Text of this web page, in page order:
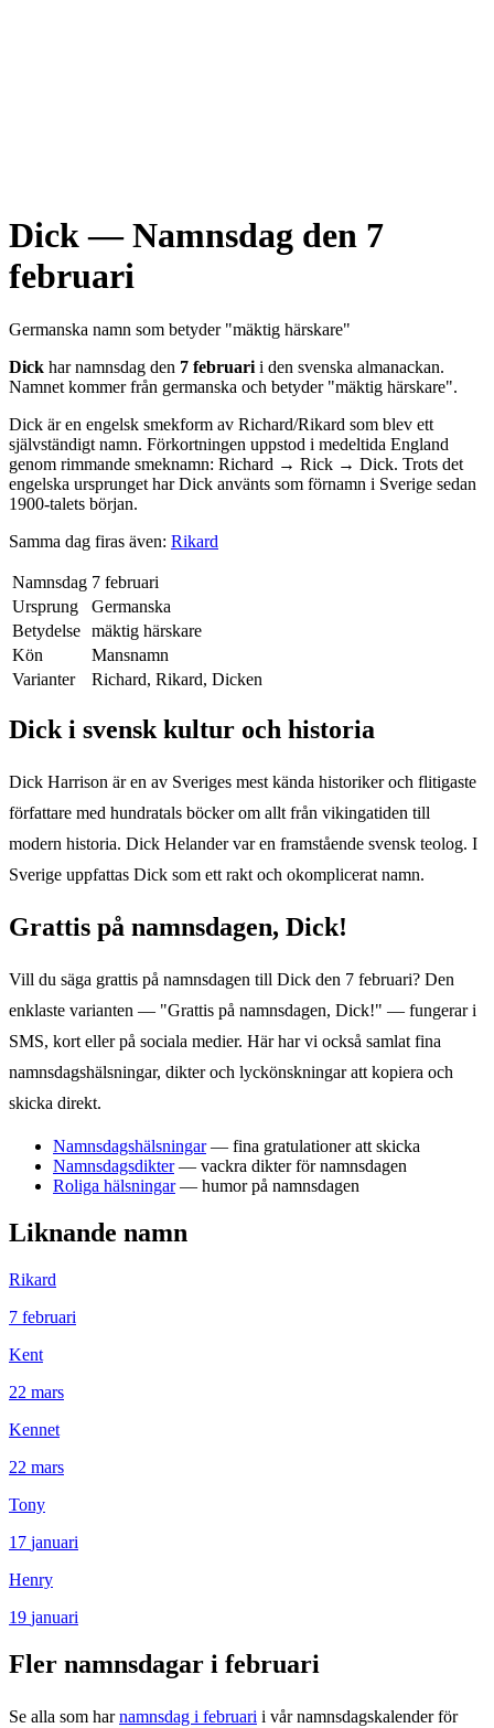
Dick— Namnsdag den 7
februari
Germanska namn som betyder "mäktig härskare"
Dick har namnsdag den 7 februarii den svenska almanackan.
Namnet kommer från germanska och betyder "mäktig härskare".
Dick är en engelsk smekform av Richard/Rikard som blev ett
självständigt namn. Förkortningen uppstod i medeltida England
genom rimmande smeknamn: Richard → Rick → Dick. Trots det
engelska ursprunget har Dick använts som förnamn i Sverige sedan
1900-talets början.
Samma dag firas även: Rikard
Namnsdag 7 februari
Ursprung
Germanska
Betydelse mäktig härskare
Kön
Mansnamn
Varianter
Richard, Rikard, Dicken
Dicki svensk kultur och historia
Dick Harrison är en av Sveriges mest kända historiker och flitigaste
författare med hundratals böcker om allt från vikingatiden till
modern historia. Dick Helander var en framstående svensk teolog. I
Sverige uppfattas Dick som ett rakt och okomplicerat namn.
Grattis på namnsdagen, Dick!
Vill du säga grattis på namnsdagen till Dick den 7 februari? Den
enklaste varianten — "Grattis på namnsdagen, Dick!" — fungerar i
SMS, kort eller på sociala medier. Här har vi också samlat fina
namnsdagshälsningar, dikter och lyckönskningar att kopiera och
skicka direkt.
Namnsdagshälsningar — fina gratulationer att skicka
Namnsdagsdikter— vackra dikter för namnsdagen
Roliga hälsningar— humor på namnsdagen
Liknande namn
Rikard
7 februari
Kent
22 mars
Kennet
22 mars
Tony
17 januari
Henry
19 januari
Fler namnsdagar i februari
Se alla som har namnsdag i februari i vår namnsdagskalender för